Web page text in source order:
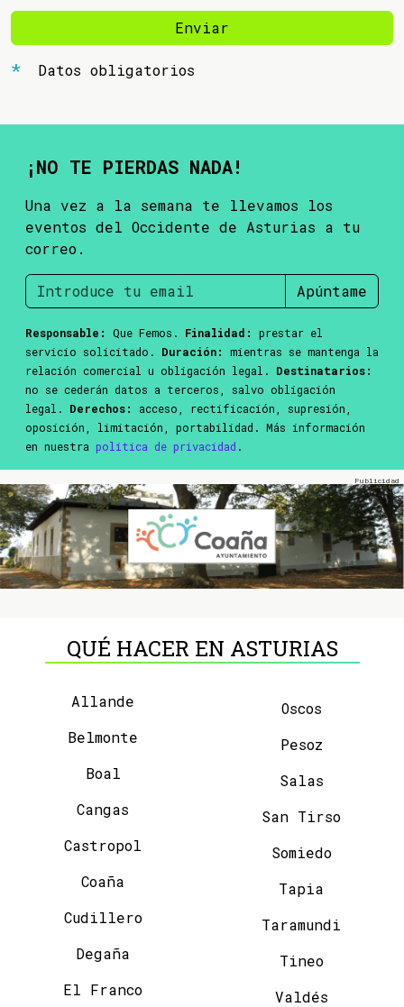
Enviar
Datos obligatorios
¡NO TE PIERDAS NADA!
Una vez a la semana te llevamos los
eventos del Occidente de Asturias a tu
correo.
Apúntame
Responsable: Que Femos. Finalidad:
prestar el
servicio solicitado. Duración:
mientras se mantenga la
relación comercial u obligación legal. Destinatarios:
no se cederán datos a terceros, salvo obligación
legal. Derechos:
acceso, rectificación, supresión,
oposición, limitación, portabilidad. Más información
en nuestra política de privacidad .
QUÉ HACER EN ASTURIAS
Allande
Belmonte
Boal
Cangas
Castropol
Coaña
Cudillero
Degaña
El Franco
Oscos
Pesoz
Salas
San Tirso
Somiedo
Tapia
Taramundi
Tineo
Valdés